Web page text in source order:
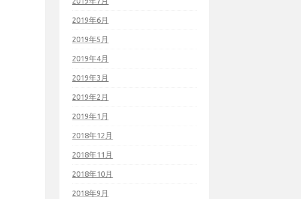
2019年6月
2019年5月
2019年4月
2019年3月
2019年2月
2019年1月
2018年12月
2018年11月
2018年10月
2018年9月